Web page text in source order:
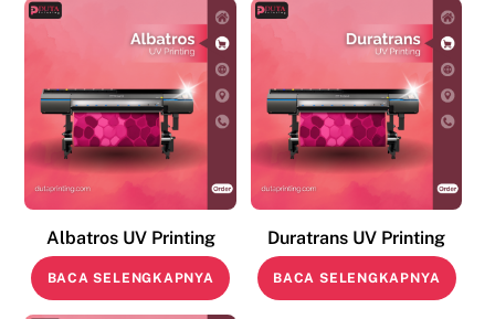
Albatros UV Printing
BACA SELENGKAPNYA
Duratrans UV Printing
BACA SELENGKAPNYA